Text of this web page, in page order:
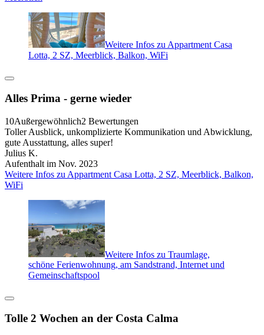
Weitere Infos zu Appartment Casa
Lotta, 2 SZ, Meerblick, Balkon, WiFi
Alles Prima - gerne wieder
10Außergewöhnlich2 Bewertungen
Toller Ausblick, unkomplizierte Kommunikation und Abwicklung,
gute Ausstattung, alles super!
Julius K.
Aufenthalt im Nov. 2023
Weitere Infos zu Appartment Casa Lotta, 2 SZ, Meerblick, Balkon,
WiFi
Weitere Infos zu Traumlage,
schöne Ferienwohnung, am Sandstrand, Internet und
Gemeinschaftspool
Tolle 2 Wochen an der Costa Calma